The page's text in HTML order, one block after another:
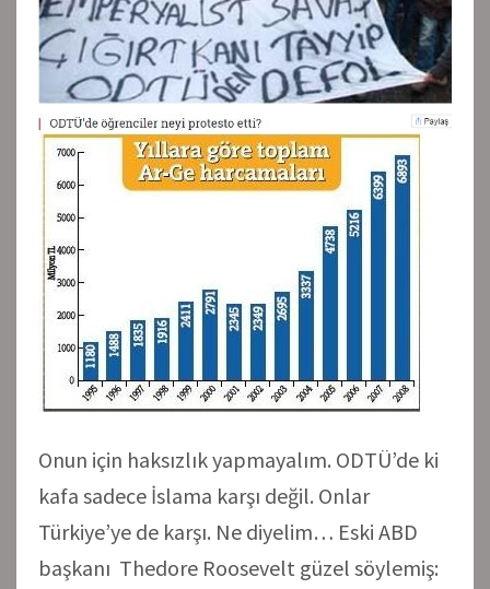
Onun için haksızlık yapmayalım. ODTÜ’de ki
kafa sadece İslama karşı değil. Onlar
Türkiye’ye de karşı. Ne diyelim… Eski ABD
başkanı Thedore Roosevelt güzel söylemiş: